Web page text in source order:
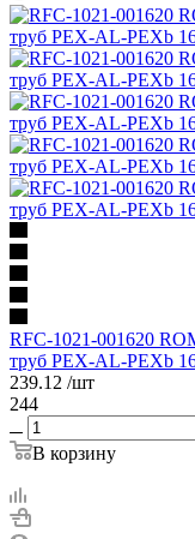
RFC-1021-001620
труб PEX-AL-PEXb
239.12 /шт
244
В корзину